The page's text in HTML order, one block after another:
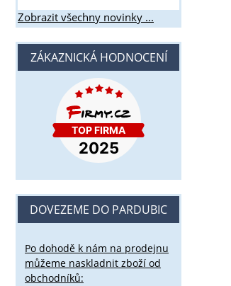
Zobrazit všechny novinky ...
ZÁKAZNICKÁ HODNOCENÍ
DOVEZEME DO PARDUBIC
Po dohodě k nám na prodejnu
můžeme naskladnit zboží od
obchodníků: